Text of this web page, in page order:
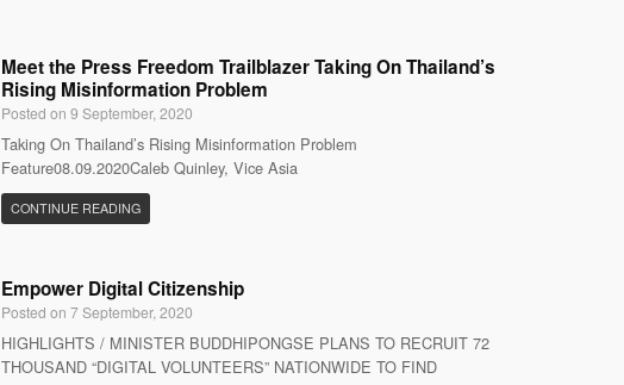
Meet the Press Freedom Trailblazer Taking On Thailand’s
Rising Misinformation Problem
Posted on 9 September, 2020
Taking On Thailand’s Rising Misinformation Problem
Feature08.09.2020Caleb Quinley, Vice Asia
CONTINUE READING
Empower Digital Citizenship
Posted on 7 September, 2020
HIGHLIGHTS / MINISTER BUDDHIPONGSE PLANS TO RECRUIT 72
THOUSAND “DIGITAL VOLUNTEERS” NATIONWIDE TO FIND